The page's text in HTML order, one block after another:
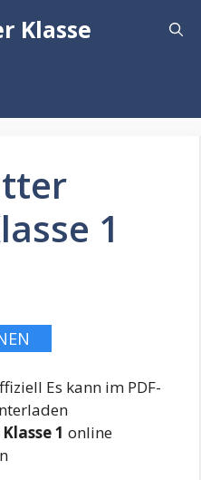
Klasse
1
Es kann im PDF-
1 online